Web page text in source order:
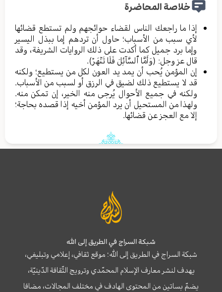
خلاصة المحاضرة
إذا ما راجعك الناس لقضاء حوائجهم ولم تستطع قضائها
لأي سبب من الأسباب؛ حاول أن تردهم إما ببذل اليسير
وإما برد جميل كما أكدت على ذلك الروايات الشريفة، وقد
قال عز وجل: (وَأَمَّا ٱلسَّآئِلَ فَلَا تَنۡهَرۡ).
إن المؤمن يُحب أن يمد يد العون لكل من يستطيع؛ ولكنه
قد لا يستطيع ذلك لضيق في الرزق أو لسبب من الأسباب.
ولكنه في جميع الأحوال يُرجى منه الخير، إن تمكن منه.
ولهذا من المستحيل أن يرد المؤمن أخيه إذا قصده بحاجة؛
إلا مع العجز عن قضائها.
شبكة السراج في الطريق إلى الله
شبكة السراج في الطريق إلى الله؛ موقع ثقافي، إعلامي وتبليغي،
يهدف لنشر معارف الإسلام المحمّدي وترويج الثّقافة الدّينيّة،
يضمّ بساتين من المحتوى الهادف في مختلف المجالات، مضافا